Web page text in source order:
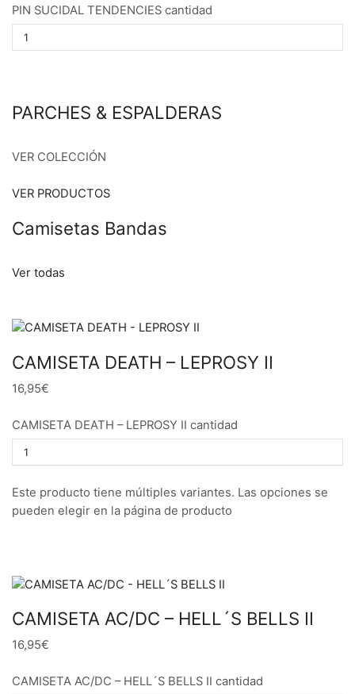
PIN SUCIDAL TENDENCIES cantidad
PARCHES & ESPALDERAS
VER COLECCIÓN
VER PRODUCTOS
Camisetas Bandas
Ver todas
CAMISETA DEATH – LEPROSY II
16,95€
CAMISETA DEATH – LEPROSY II cantidad
Este producto tiene múltiples variantes. Las opciones se
pueden elegir en la página de producto
CAMISETA AC/DC – HELL´S BELLS II
16,95€
CAMISETA AC/DC – HELL´S BELLS II cantidad